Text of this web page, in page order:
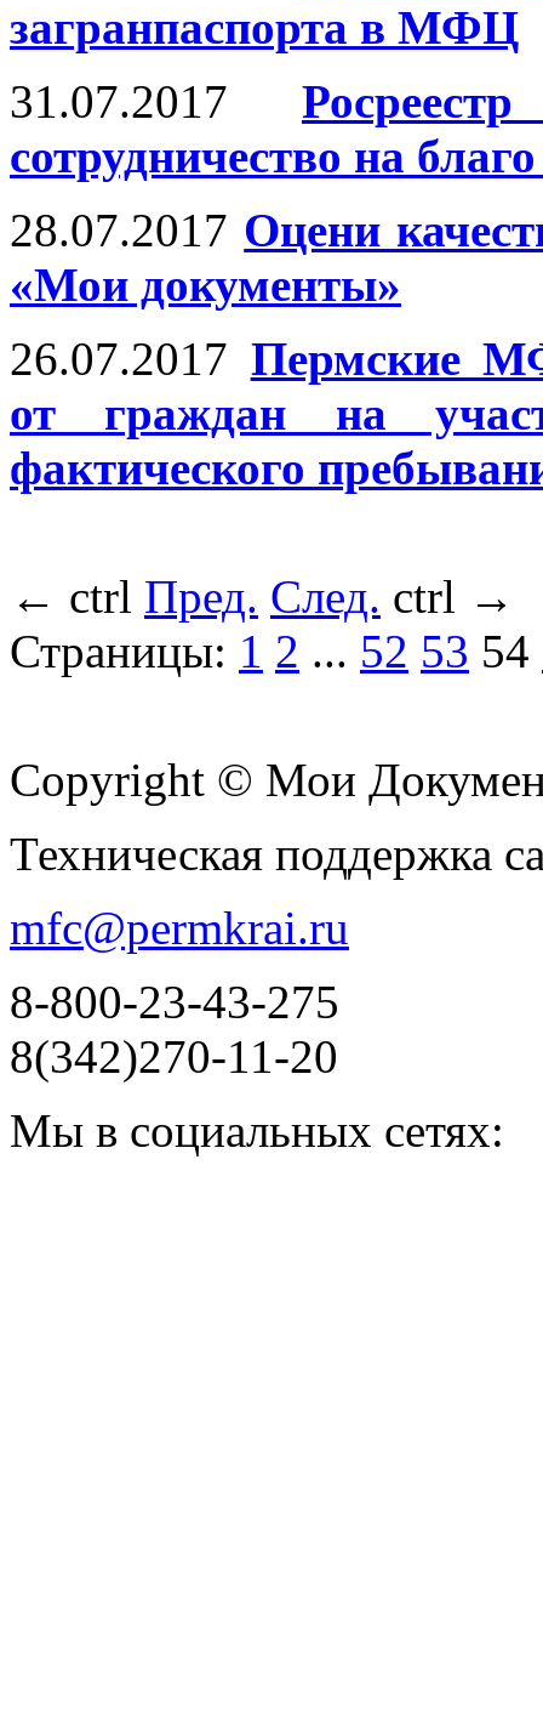
загранпаспорта в МФЦ
31.07.2017
сотрудничество на
28.07.2017 Оцени
«Мои документы»
26.07.2017 Пермские
от граждан на
фактического
← ctrl Пред. След. ctrl →
Страницы: 1 2 ... 52 53 54
Copyright © Мои
Техническая поддержка
mfc@permkrai.ru
8-800-23-43-275
8(342)270-11-20
Мы в социальных сетях: